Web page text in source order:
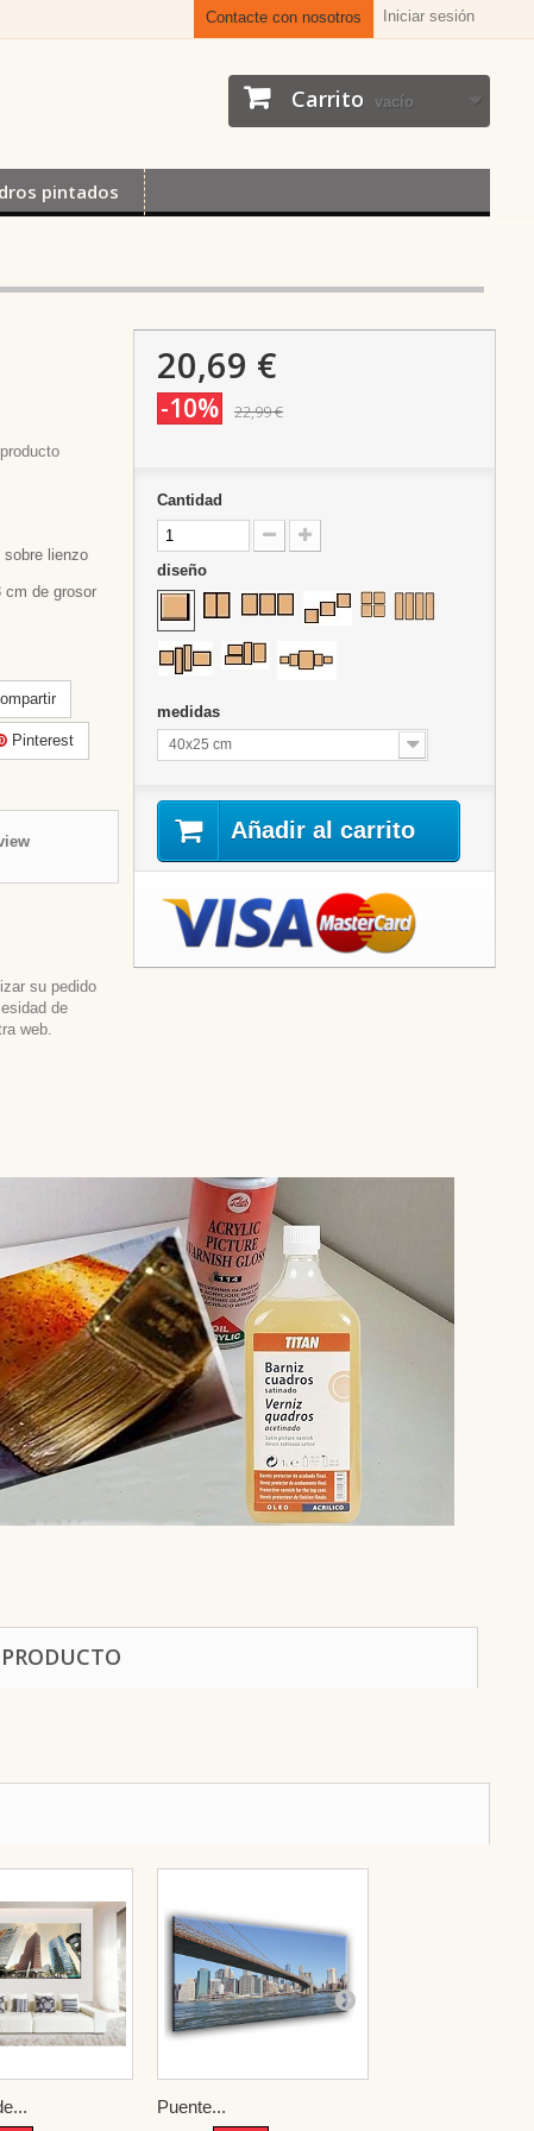
Iniciar sesión
Contacte con nosotros
Carrito vacío
pintados
sobre lienzo
cm de grosor
Pinterest
su pedido
de
web.
20,69 €
-10% 22,99 €
Cantidad
diseño
medidas
40x25 cm
Añadir al carrito
Puente...